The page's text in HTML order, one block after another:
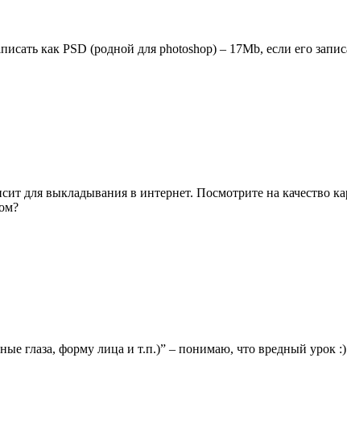
как PSD (родной для photoshop) – 17Mb, если его
для выкладывания в интернет. Посмотрите на качество
глаза, форму лица и т.п.)” – понимаю, что вредный урок :)